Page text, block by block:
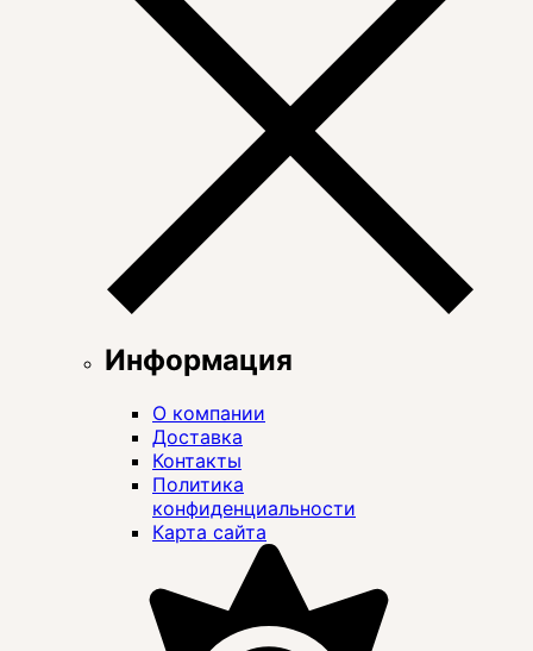
Информация
О компании
Доставка
Контакты
Политика
конфиденциальности
Карта сайта